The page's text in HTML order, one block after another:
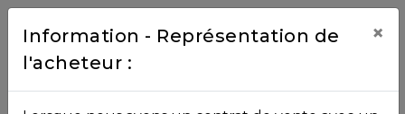
Contact
Information - Représentation de
l'acheteur :
×